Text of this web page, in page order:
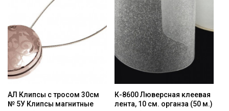
АЛ Клипсы с тросом 30см
№ 5У Клипсы магнитные
К-8600 Люверсная клеевая
лента, 10 см. органза (50 м.)